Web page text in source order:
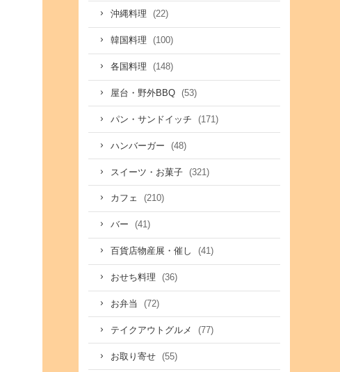
沖縄料理 (22)
韓国料理 (100)
各国料理 (148)
屋台・野外BBQ (53)
パン・サンドイッチ (171)
ハンバーガー (48)
スイーツ・お菓子 (321)
カフェ (210)
バー (41)
百貨店物産展・催し (41)
おせち料理 (36)
お弁当 (72)
テイクアウトグルメ (77)
お取り寄せ (55)